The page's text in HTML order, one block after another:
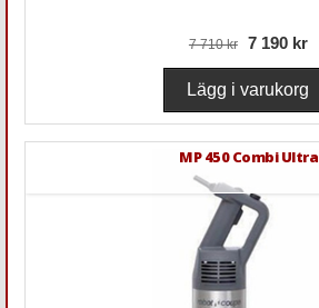
7 710 kr 7 190 kr
MP 450 Combi Ultra